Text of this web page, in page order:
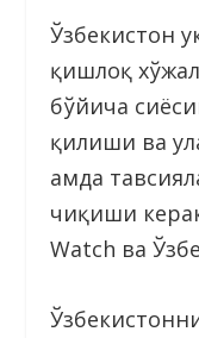
Ўзбекистон
қишлоқ
бўйича
қилиши ва
ҳамда
чиқиши
Wаtch ва